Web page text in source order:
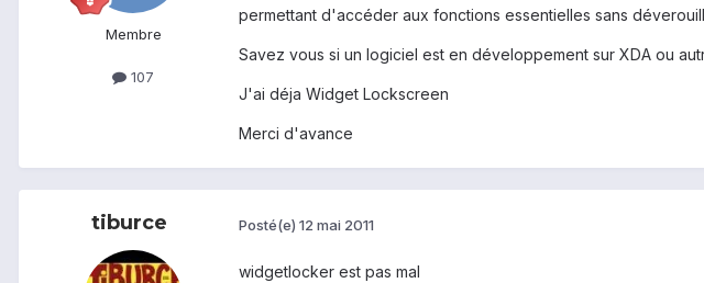
Membre
107
permettant d'accéder aux fonctions essentielles sans
Savez vous si un logiciel est en développement sur XDA ou
J'ai déja Widget Lockscreen
Merci d'avance
tiburce Posté(e) 12 mai 2011
widgetlocker est pas mal